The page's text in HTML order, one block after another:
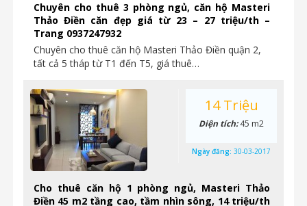
Chuyên cho thuê 3 phòng ngủ, căn hộ Masteri
Thảo Điền căn đẹp giá từ 23 – 27 triệu/th –
Trang 0937247932
Chuyên cho thuê căn hộ Masteri Thảo Điền quận 2,
tất cả 5 tháp từ T1 đến T5, giá thuê…
Cho thuê căn hộ 1 phòng ngủ, Masteri Thảo
Điền 45 m2 tầng cao, tầm nhìn sông, 14 triệu/th
14 Triệu
Diện tích:45 m2
Ngày đăng: 30-03-2017